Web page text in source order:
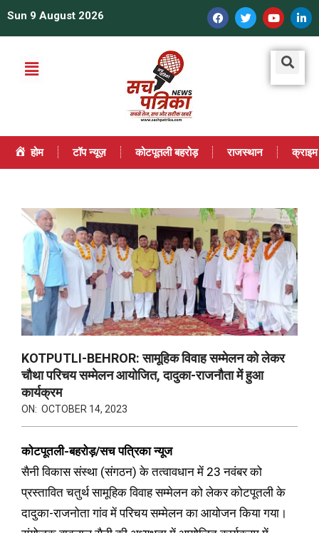
Sun 9 August 2026
होम टॉप न्यूज़ कोटपूतली बहरोड़ राजस्थान क्राइम
KOTPUTLI-BEHROR: सामूहिक विवाह सम्मेलन को लेकर
चौथा परिचय सम्मेलन आयोजित, दादुका-राजनौता में हुआ
कार्यक्रम
ON: OCTOBER 14, 2023
कोटपूतली-बहरोड़/सच पत्रिका न्यूज
सैनी विकास संस्था (संगठन) के तत्वावधान में 23 नवंबर को
प्रस्तावित चतुर्थ सामूहिक विवाह सम्मेलन को लेकर कोटपूतली के
दादुका-राजनोता गांव में परिचय सम्मेलन का आयोजन किया गया।